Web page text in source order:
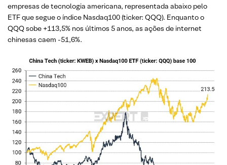
empresas de tecnologia americana, representada abaixo pelo
ETF que segue o índice Nasdaq100 (ticker: QQQ). Enquanto o
QQQ sobe +113,5% nos últimos 5 anos, as ações de internet
chinesas caem -51,6%.